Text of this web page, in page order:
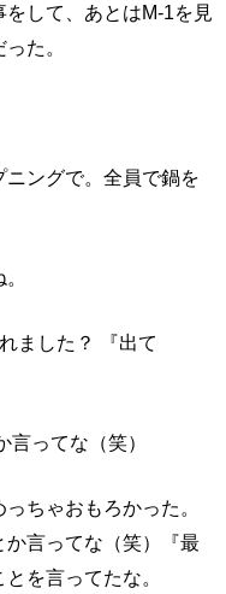
して、あとはM-1を見
た。
ングで。全員で鍋を
ました？ 『出て
ってな（笑）
ちゃおもろかった。
か言ってな（笑）『最
を言ってたな。